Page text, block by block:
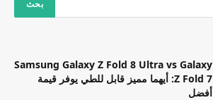
Samsung Galaxy Z Fold 8 Ultra vs Galaxy
Z Fold 7: أيهما مميز قابل للطي يوفر قيمة
أفضل